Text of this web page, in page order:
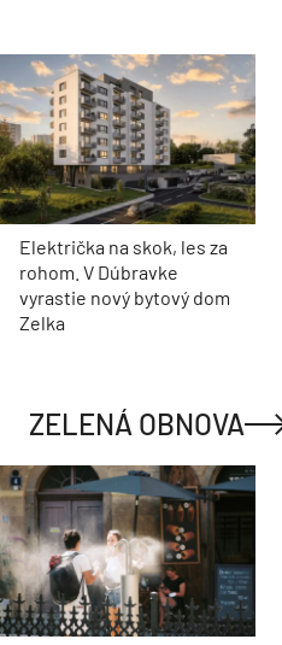
Električka na skok, les za
rohom. V Dúbravke
vyrastie nový bytový dom
Zelka
ZELENÁ OBNOVA